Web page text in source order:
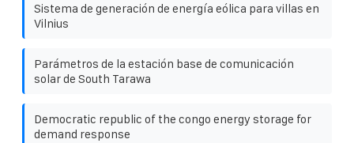
Sistema de generación de energía eólica para villas en
Vilnius
Parámetros de la estación base de comunicación
solar de South Tarawa
Democratic republic of the congo energy storage for
demand response